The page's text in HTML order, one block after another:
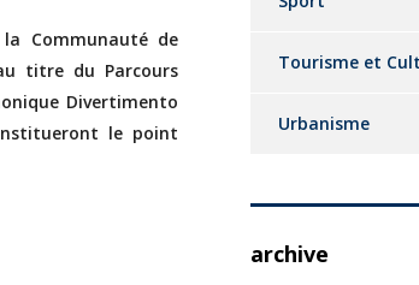
Communauté de
titre du Parcours
Divertimento
le point
Tourisme et
Urbanisme
archive